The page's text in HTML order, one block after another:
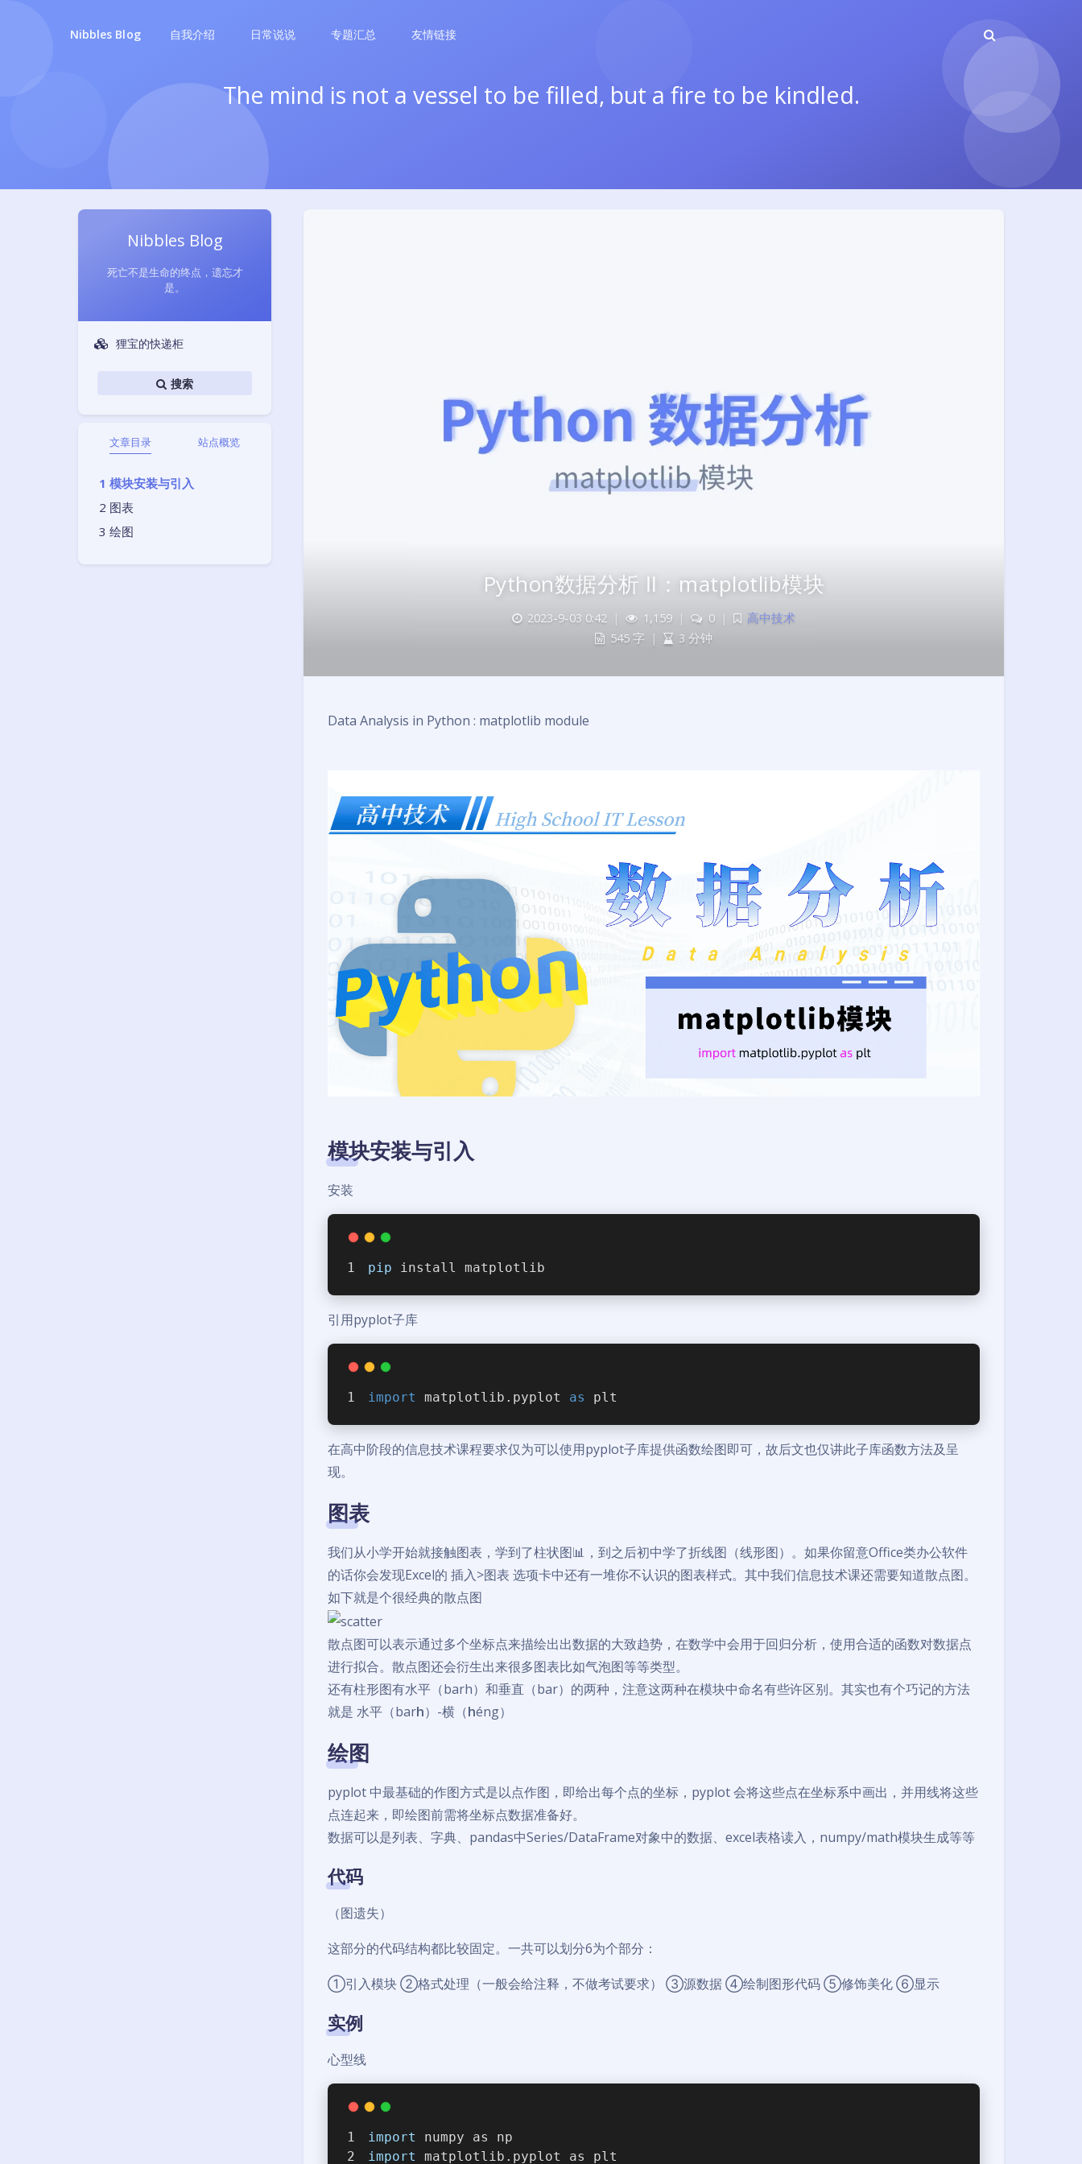
Nibbles Blog 自我介绍 日常说说 专题汇总 友情链接
The mind is not a vessel to be filled, but a fire to be kindled.
Nibbles Blog
死亡不是生命的终点，遗忘才
是。
狸宝的快递柜
搜索
文章目录 站点概览
模块安装与引入
图表
绘图
Python数据分析 Ⅱ：matplotlib模块
2023-9-03 0:42 | 1,159 | 0 |
高中技术
545 字
| 3 分钟
Data Analysis in Python : matplotlib module
模块安装与引入
安装
pip install matplotlib
引用pyplot子库
import matplotlib.pyplot as plt
在高中阶段的信息技术课程要求仅为可以使用pyplot子库提供函数绘图即可，故后文也仅讲此子库函数方法及呈
现。
图表
我们从小学开始就接触图表，学到了柱状图📊，到之后初中学了折线图（线形图）。如果你留意Office类办公软件
的话你会发现Excel的 插入>图表 选项卡中还有一堆你不认识的图表样式。其中我们信息技术课还需要知道散点图。
如下就是个很经典的散点图
散点图可以表示通过多个坐标点来描绘出出数据的大致趋势，在数学中会用于回归分析，使用合适的函数对数据点
进行拟合。散点图还会衍生出来很多图表比如气泡图等等类型。
还有柱形图有水平（barh）和垂直（bar）的两种，注意这两种在模块中命名有些许区别。其实也有个巧记的方法
就是 水平（barh）-横（héng）
绘图
pyplot 中最基础的作图方式是以点作图，即给出每个点的坐标，pyplot 会将这些点在坐标系中画出，并用线将这些
点连起来，即绘图前需将坐标点数据准备好。
数据可以是列表、字典、pandas中Series/DataFrame对象中的数据、excel表格读入，numpy/math模块生成等等
代码
（图遗失）
这部分的代码结构都比较固定。一共可以划分6为个部分：
①引入模块 ②格式处理（一般会给注释，不做考试要求） ③源数据 ④绘制图形代码 ⑤修饰美化 ⑥显示
实例
心型线
import
numpy as np
import
matplotlib.pyplot as plt